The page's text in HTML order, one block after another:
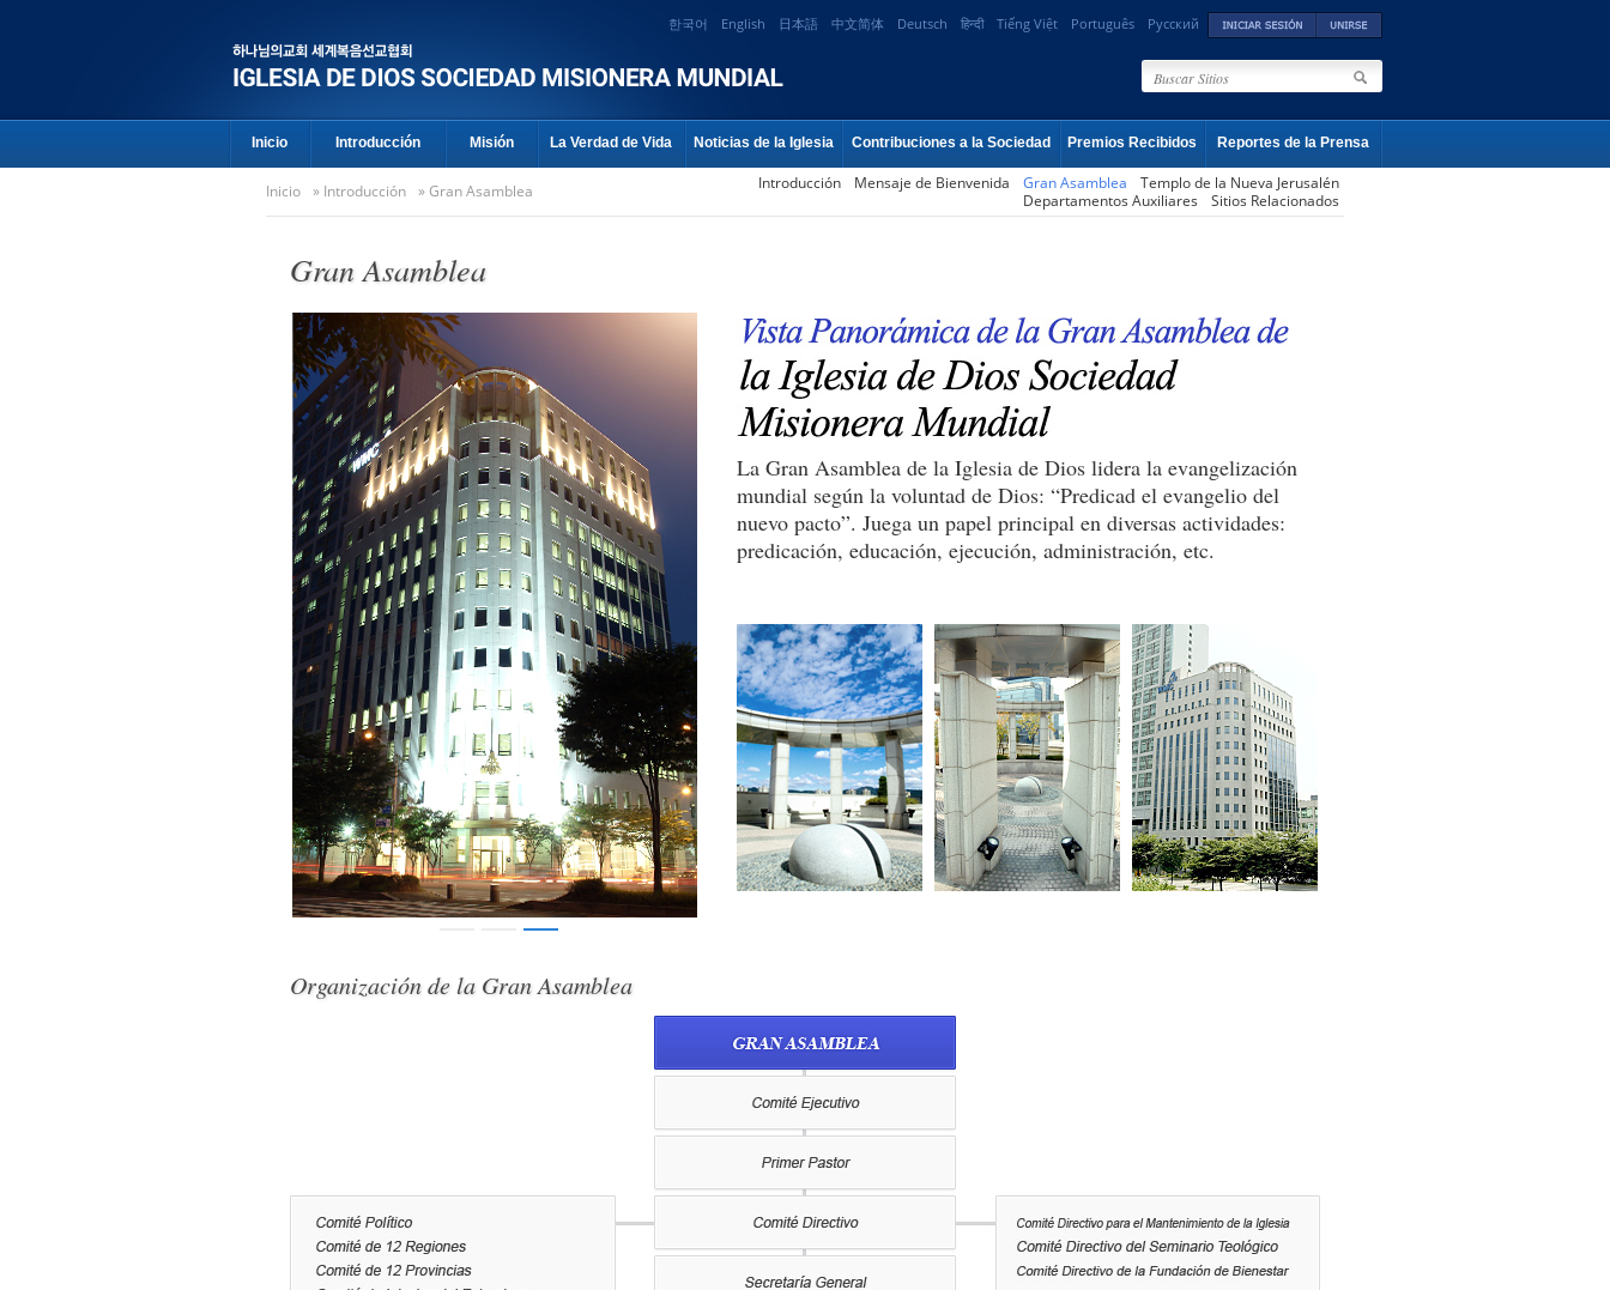
한국어 English 日本語 中文简体 Deutsch हिन्दी Tiếng Việt Português Русский
Inicio Introducción Misión La Verdad de Vida Noticias de la Iglesia Contribuciones a la Sociedad Premios Recibidos Reportes de la Prensa
Inicio » Introducción » Gran Asamblea Introducción Mensaje de Bienvenida Gran Asamblea
Templo de la Nueva Jerusalén
Departamentos Auxiliares
Sitios Relacionados
Gran Asamblea
La Gran Asamblea de la Iglesia de Dios lidera la evangelización
mundial según la voluntad de Dios: “Predicad el evangelio del
nuevo pacto”. Juega un papel principal en diversas actividades:
predicación, educación, ejecución, administración, etc.
Organización de la Gran Asamblea